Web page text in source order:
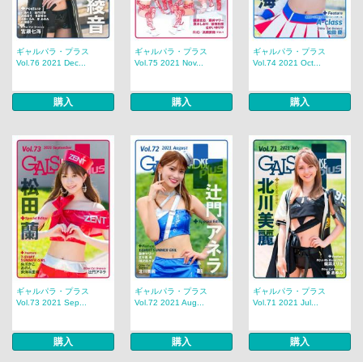
ギャルパラ・プラス
Vol.76 2021 Dec...
購入
ギャルパラ・プラス
Vol.75 2021 Nov...
購入
ギャルパラ・プラス
Vol.74 2021 Oct...
購入
ギャルパラ・プラス
Vol.73 2021 Sep...
購入
ギャルパラ・プラス
Vol.72 2021 Aug...
購入
ギャルパラ・プラス
Vol.71 2021 Jul...
購入